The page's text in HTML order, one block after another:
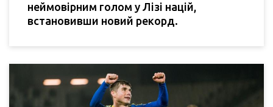
неймовірним голом у Лізі націй,
встановивши новий рекорд.